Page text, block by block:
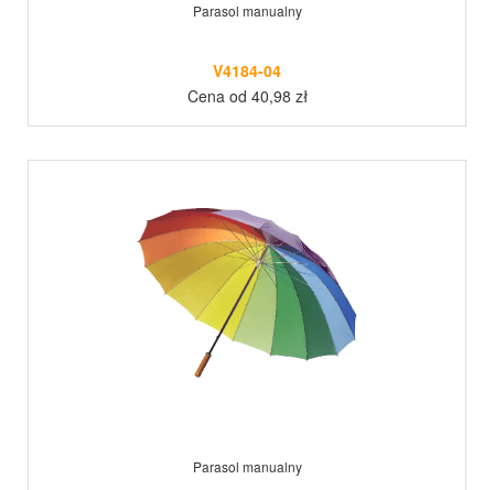
Parasol manualny
V4184-04
Cena od 40,98 zł
Parasol manualny